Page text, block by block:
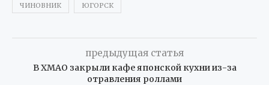
ЧИНОВНИК ЮГОРСК
предыдущая статья
В ХМАО закрыли кафе японской кухни из-за
отравления роллами